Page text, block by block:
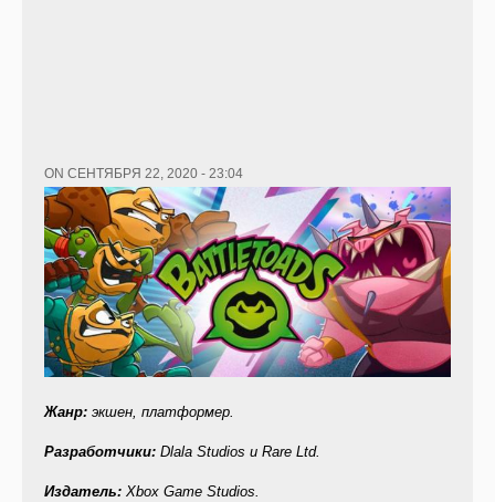
ON СЕНТЯБРЯ 22, 2020 - 23:04
Жанр: экшен, платформер.
Разработчики: Dlala Studios и Rare Ltd.
Издатель: Xbox Game Studios.